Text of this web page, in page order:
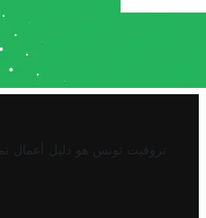
تروفيت تونس هو دليل أعمال